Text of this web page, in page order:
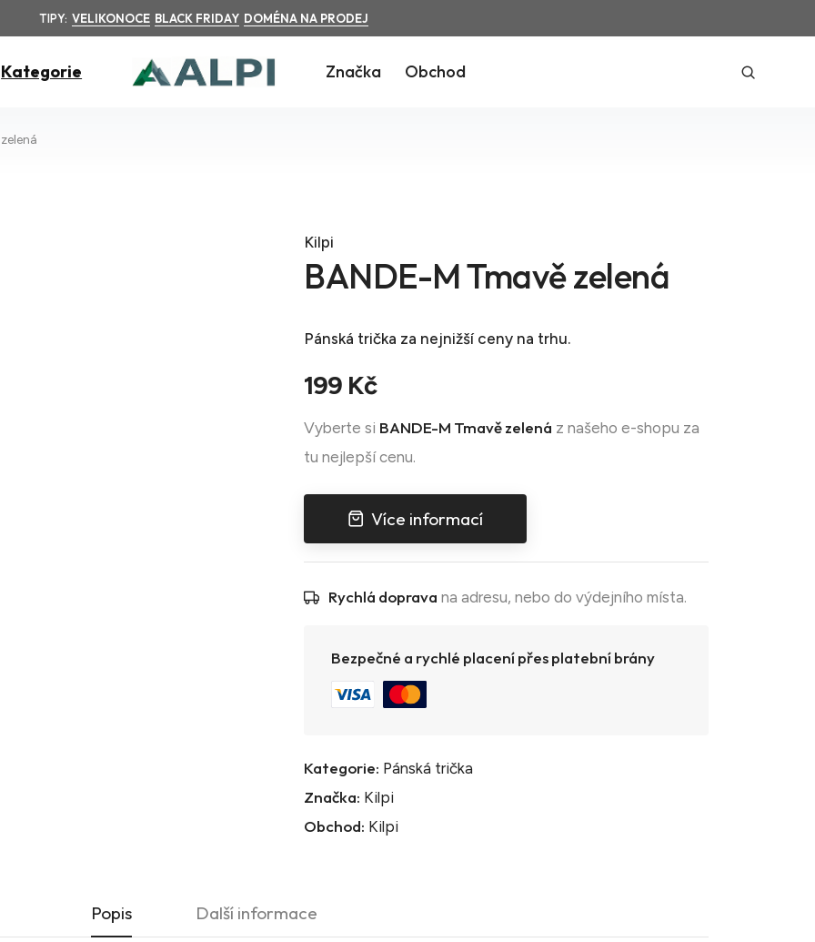
TIPY: VELIKONOCE BLACK FRIDAY DOMÉNA NA PRODEJ
Kategorie Značka Obchod
Kilpi
BANDE-M Tmavě zelená
Pánská trička za nejnižší ceny na trhu.
199 Kč
Vyberte si BANDE-M Tmavě zelená z našeho e-shopu za
tu nejlepší cenu.
Více informací
Rychlá doprava na adresu, nebo do výdejního místa.
Bezpečné a rychlé placení přes platební brány
Kategorie: Pánská trička
Značka: Kilpi
Obchod: Kilpi
Popis Další informace